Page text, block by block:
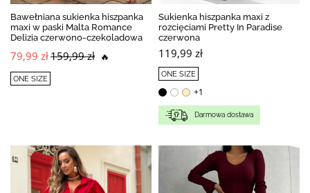
Bawełniana sukienka hiszpanka
maxi w paski Malta Romance
Delizia czerwono-czekoladowa
79,99 zł159,99 zł 🔥
ONE SIZE
Sukienka hiszpanka maxi z
rozcięciami Pretty In Paradise
czerwona
119,99 zł
ONE SIZE
+1
Darmowa dostawa